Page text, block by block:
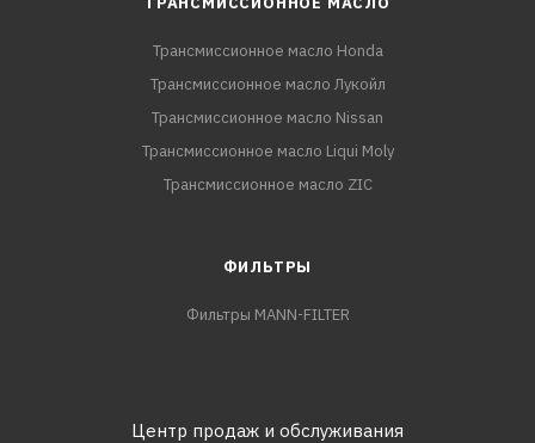
Трансмиссионное масло Honda
Трансмиссионное масло Лукойл
Трансмиссионное масло Nissan
Трансмиссионное масло Liqui Moly
Трансмиссионное масло ZIC
ФИЛЬТРЫ
Фильтры MANN-FILTER
Центр продаж и обслуживания